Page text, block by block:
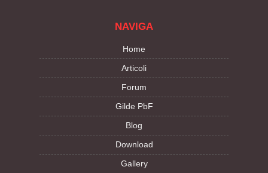
NAVIGA
Home
Articoli
Forum
Gilde PbF
Blog
Download
Gallery